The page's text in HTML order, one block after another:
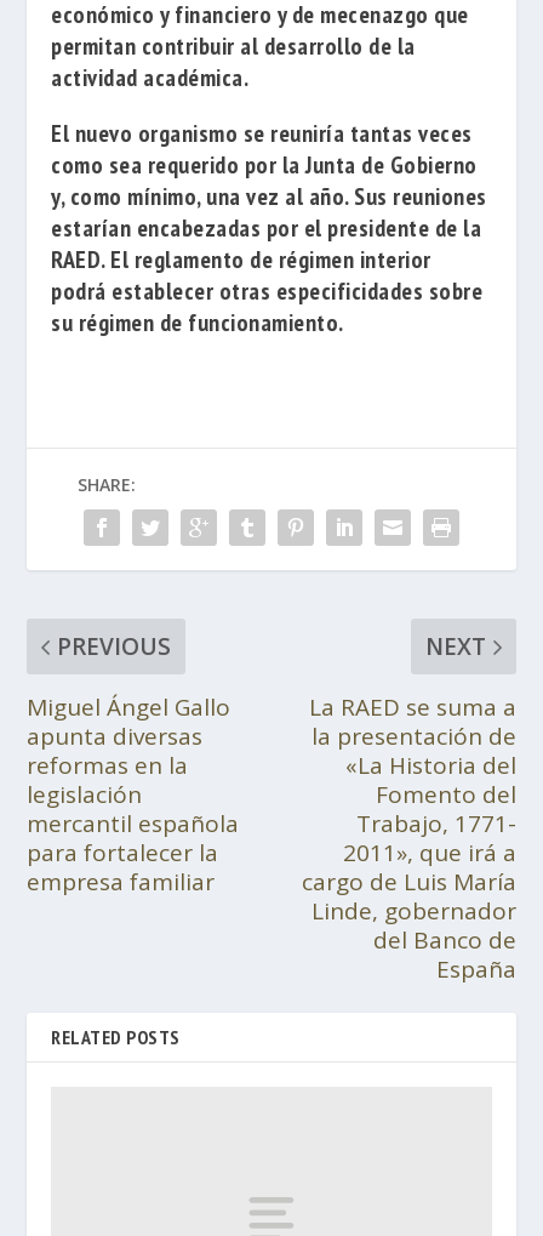
económico y financiero y de mecenazgo que
permitan contribuir al desarrollo de la
actividad académica.
El nuevo organismo se reuniría tantas veces
como sea requerido por la Junta de Gobierno
y, como mínimo, una vez al año. Sus reuniones
estarían encabezadas por el presidente de la
RAED. El reglamento de régimen interior
podrá establecer otras especificidades sobre
su régimen de funcionamiento.
SHARE:
PREVIOUS
Miguel Ángel Gallo
apunta diversas
reformas en la
legislación
mercantil española
para fortalecer la
empresa familiar
NEXT
La RAED se suma a
la presentación de
«La Historia del
Fomento del
Trabajo, 1771-
2011», que irá a
cargo de Luis María
Linde, gobernador
del Banco de
España
RELATED POSTS